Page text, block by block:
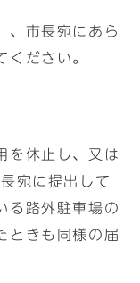
、市長宛にあら
ください。
を休止し、又は
宛に提出して
る路外駐車場の
ときも同様の届